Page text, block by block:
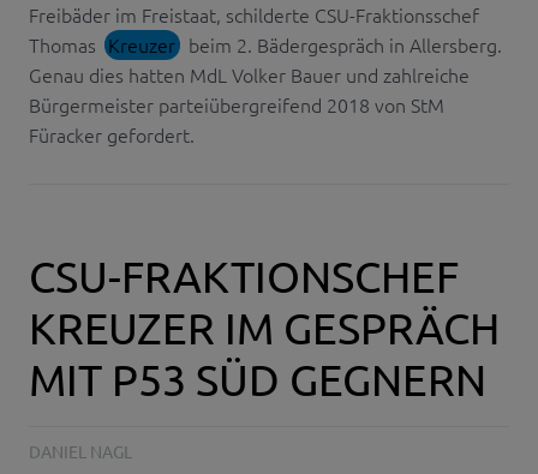
Freibäder im Freistaat, schilderte CSU-Fraktionsschef
Thomas Kreuzer beim 2. Bädergespräch in Allersberg.
Genau dies hatten MdL Volker Bauer und zahlreiche
Bürgermeister parteiübergreifend 2018 von StM
Füracker gefordert.
CSU-FRAKTIONSCHEF
KREUZER IM GESPRÄCH
MIT P53 SÜD GEGNERN
DANIEL NAGL